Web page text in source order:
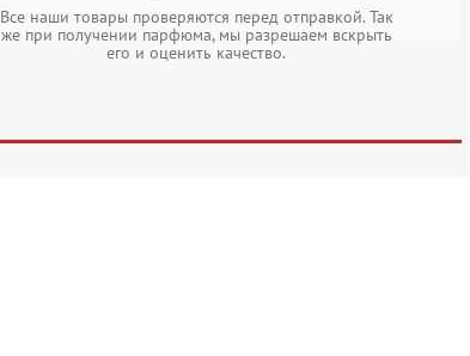
Все наши товары проверяются перед отправкой. Так
же при получении парфюма, мы разрешаем вскрыть
его и оценить качество.